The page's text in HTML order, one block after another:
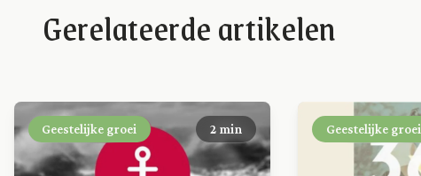
Gerelateerde artikelen
Geestelijke groei 2 min Geestelijke groei